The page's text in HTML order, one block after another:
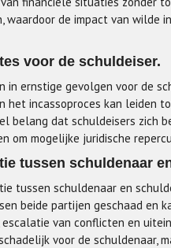
de impact van wilde
voor de schuldeiser.
ernstige gevolgen voor de
het incassoproces kan leiden
belang dat schuldeisers zich
om mogelijke juridische
tussen schuldenaar
tussen schuldenaar en
beide partijen geschaad en
van conflicten en
voor de schuldenaar,